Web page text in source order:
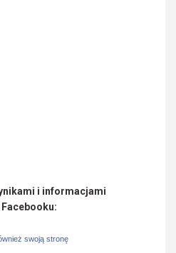
i informacjami
swoją stronę